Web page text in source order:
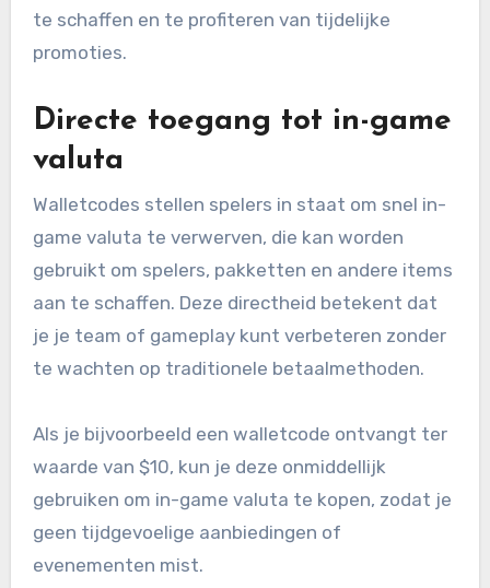
te schaffen en te profiteren van tijdelijke
promoties.
Directe toegang tot in-game
valuta
Walletcodes stellen spelers in staat om snel in-
game valuta te verwerven, die kan worden
gebruikt om spelers, pakketten en andere items
aan te schaffen. Deze directheid betekent dat
je je team of gameplay kunt verbeteren zonder
te wachten op traditionele betaalmethoden.
Als je bijvoorbeeld een walletcode ontvangt ter
waarde van $10, kun je deze onmiddellijk
gebruiken om in-game valuta te kopen, zodat je
geen tijdgevoelige aanbiedingen of
evenementen mist.